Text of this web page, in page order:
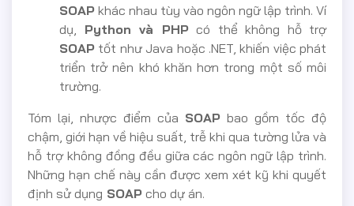
SOAP khác nhau tùy vào ngôn ngữ lập trình. Ví
dụ, Python và PHPcó thể không hỗ trợ
SOAP tốt như Java hoặc .NET, khiến việc phát
triển trở nên khó khăn hơn trong một số môi
trường.
Tóm lại, nhược điểm của SOAP bao gồm tốc độ
chậm, giới hạn về hiệu suất, trễ khi qua tường lửa và
hỗ trợ không đồng đều giữa các ngôn ngữ lập trình.
Những hạn chế này cần được xem xét kỹ khi quyết
định sử dụng SOAP cho dự án.